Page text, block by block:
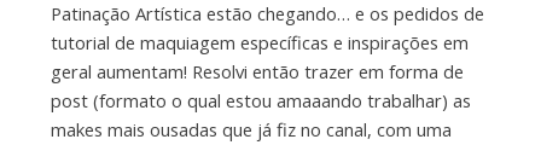
Patinação Artística estão chegando… e os pedidos de
tutorial de maquiagem específicas e inspirações em
geral aumentam! Resolvi então trazer em forma de
post (formato o qual estou amaaando trabalhar) as
makes mais ousadas que já fiz no canal, com uma